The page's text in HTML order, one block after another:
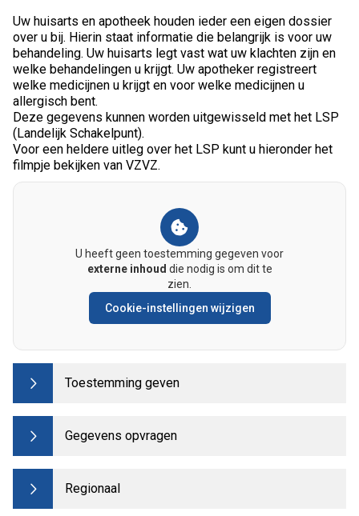
Uw huisarts en apotheek houden ieder een eigen dossier
over u bij. Hierin staat informatie die belangrijk is voor uw
behandeling. Uw huisarts legt vast wat uw klachten zijn en
welke behandelingen u krijgt. Uw apotheker registreert
welke medicijnen u krijgt en voor welke medicijnen u
allergisch bent.
Deze gegevens kunnen worden uitgewisseld met het LSP
(Landelijk Schakelpunt).
Voor een heldere uitleg over het LSP kunt u hieronder het
filmpje bekijken van VZVZ.
U heeft geen toestemming gegeven voor
externe inhoud die nodig is om dit te
zien.
Cookie-instellingen wijzigen
Toestemming geven
Gegevens opvragen
Regionaal